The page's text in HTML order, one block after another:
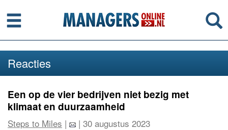
Menu
Reacties
Een op de vier bedrijven niet bezig met
klimaat en duurzaamheid
Steps to Miles | | 30 augustus 2023